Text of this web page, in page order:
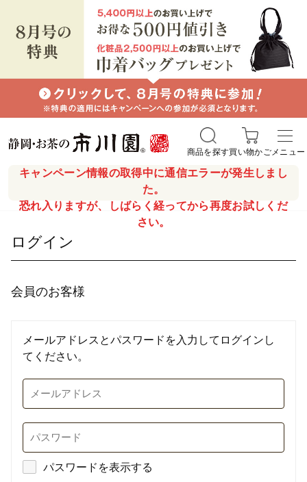
キャンペーン情報の取得中に通信エラーが発生しまし
た。
恐れ入りますが、しばらく経ってから再度お試しくだ
さい。
商品を探す買い物かごメニュー
ログイン
会員のお客様
メールアドレスとパスワードを入力してログインし
てください。
パスワードを表示する